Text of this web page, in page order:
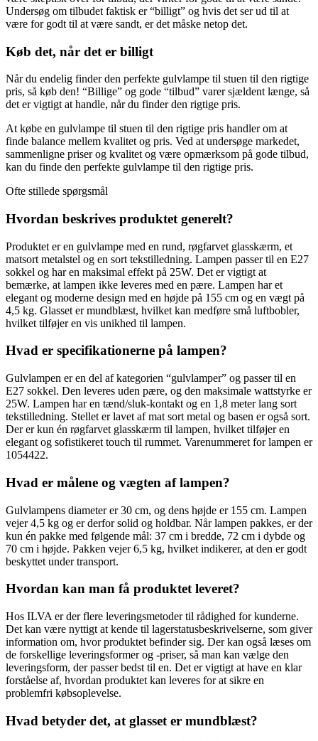
Undersøg om tilbudet faktisk er “billigt” og hvis det ser ud til at
være for godt til at være sandt, er det måske netop det.
Køb det, når det er billigt
Når du endelig finder den perfekte gulvlampe til stuen til den rigtige
pris, så køb den! “Billige” og gode “tilbud” varer sjældent længe, så
det er vigtigt at handle, når du finder den rigtige pris.
At købe en gulvlampe til stuen til den rigtige pris handler om at
finde balance mellem kvalitet og pris. Ved at undersøge markedet,
sammenligne priser og kvalitet og være opmærksom på gode tilbud,
kan du finde den perfekte gulvlampe til den rigtige pris.
Ofte stillede spørgsmål
Hvordan beskrives produktet generelt?
Produktet er en gulvlampe med en rund, røgfarvet glasskærm, et
matsort metalstel og en sort tekstilledning. Lampen passer til en E27
sokkel og har en maksimal effekt på 25W. Det er vigtigt at
bemærke, at lampen ikke leveres med en pære. Lampen har et
elegant og moderne design med en højde på 155 cm og en vægt på
4,5 kg. Glasset er mundblæst, hvilket kan medføre små luftbobler,
hvilket tilføjer en vis unikhed til lampen.
Hvad er specifikationerne på lampen?
Gulvlampen er en del af kategorien “gulvlamper” og passer til en
E27 sokkel. Den leveres uden pære, og den maksimale wattstyrke er
25W. Lampen har en tænd/sluk-kontakt og en 1,8 meter lang sort
tekstilledning. Stellet er lavet af mat sort metal og basen er også sort.
Der er kun én røgfarvet glasskærm til lampen, hvilket tilføjer en
elegant og sofistikeret touch til rummet. Varenummeret for lampen er
1054422.
Hvad er målene og vægten af lampen?
Gulvlampens diameter er 30 cm, og dens højde er 155 cm. Lampen
vejer 4,5 kg og er derfor solid og holdbar. Når lampen pakkes, er der
kun én pakke med følgende mål: 37 cm i bredde, 72 cm i dybde og
70 cm i højde. Pakken vejer 6,5 kg, hvilket indikerer, at den er godt
beskyttet under transport.
Hvordan kan man få produktet leveret?
Hos ILVA er der flere leveringsmetoder til rådighed for kunderne.
Det kan være nyttigt at kende til lagerstatusbeskrivelserne, som giver
information om, hvor produktet befinder sig. Der kan også læses om
de forskellige leveringsformer og -priser, så man kan vælge den
leveringsform, der passer bedst til en. Det er vigtigt at have en klar
forståelse af, hvordan produktet kan leveres for at sikre en
problemfri købsoplevelse.
Hvad betyder det, at glasset er mundblæst?